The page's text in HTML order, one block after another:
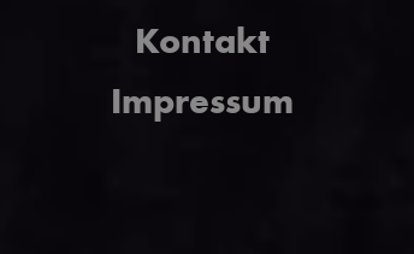
Kontakt
Impressum